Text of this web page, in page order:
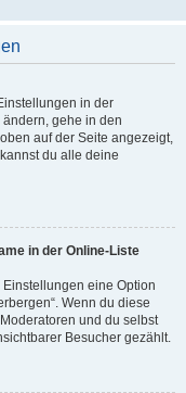
in der
gehe in den
auf der Seite angezeigt,
du alle deine
in der Online-Liste
eine Option
Wenn du diese
und du selbst
Besucher gezählt.